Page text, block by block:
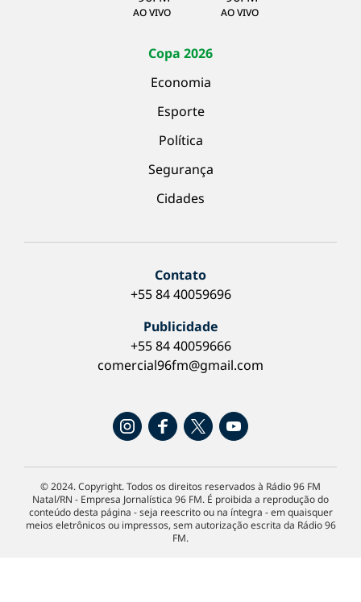
AO VIVO AO VIVO
Copa 2026
Economia
Esporte
Política
Segurança
Cidades
Contato
+55 84 40059696
Publicidade
+55 84 40059666
comercial96fm@gmail.com
© 2024. Copyright. Todos os direitos reservados à Rádio 96 FM
Natal/RN - Empresa Jornalística 96 FM. É proibida a reprodução do
conteúdo desta página - seja reescrito ou na íntegra - em quaisquer
meios eletrônicos ou impressos, sem autorização escrita da Rádio 96
FM.